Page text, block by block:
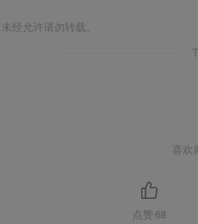
经允许请勿转载。
喜欢
点赞 68